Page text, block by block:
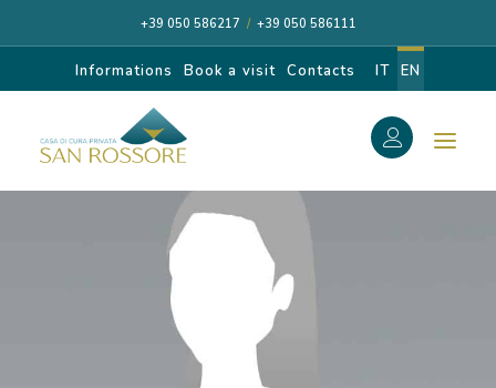
+39 050 586217 / +39 050 586111
Informations Book a visit Contacts IT EN